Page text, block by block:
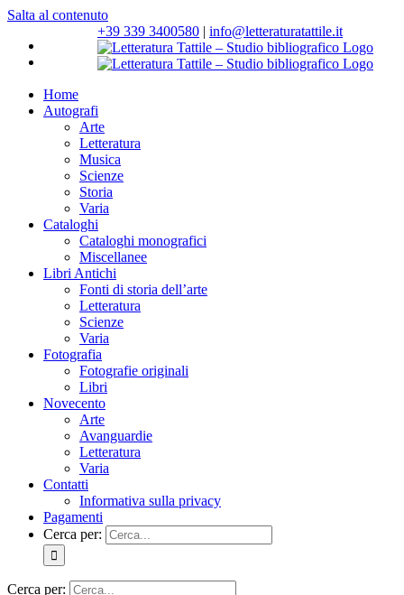
Salta al contenuto
+39 339 3400580 | info@letteraturatattile.it
Home
Autografi
Arte
Letteratura
Musica
Scienze
Storia
Varia
Cataloghi
Cataloghi monografici
Miscellanee
Libri Antichi
Fonti di storia dell’arte
Letteratura
Scienze
Varia
Fotografia
Fotografie originali
Libri
Novecento
Arte
Avanguardie
Letteratura
Varia
Contatti
Informativa sulla privacy
Pagamenti
Cerca per:
Cerca per: